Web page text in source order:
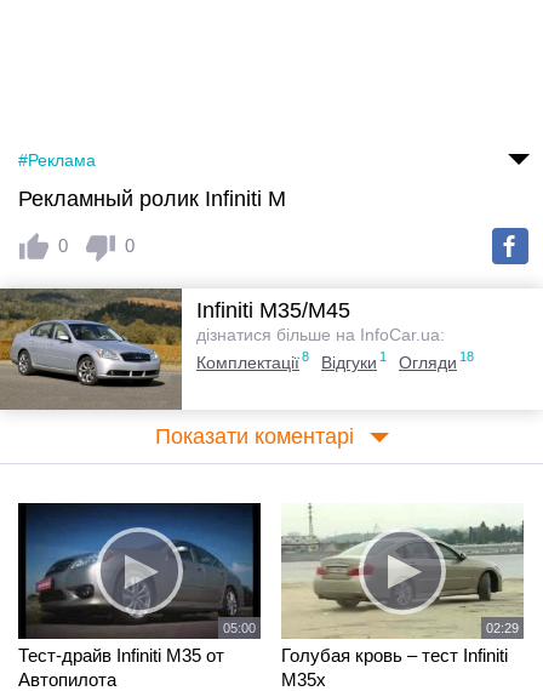
#Реклама
Рекламный ролик Infiniti M
0 0
Infiniti M35/M45
дізнатися більше на InfoCar.ua:
Комплектації8 Відгуки 1 Огляди 18
Показати коментарі
05:00
Тест-драйв Infiniti M35 от
Автопилота
02:29
Голубая кровь – тест Infiniti
M35x